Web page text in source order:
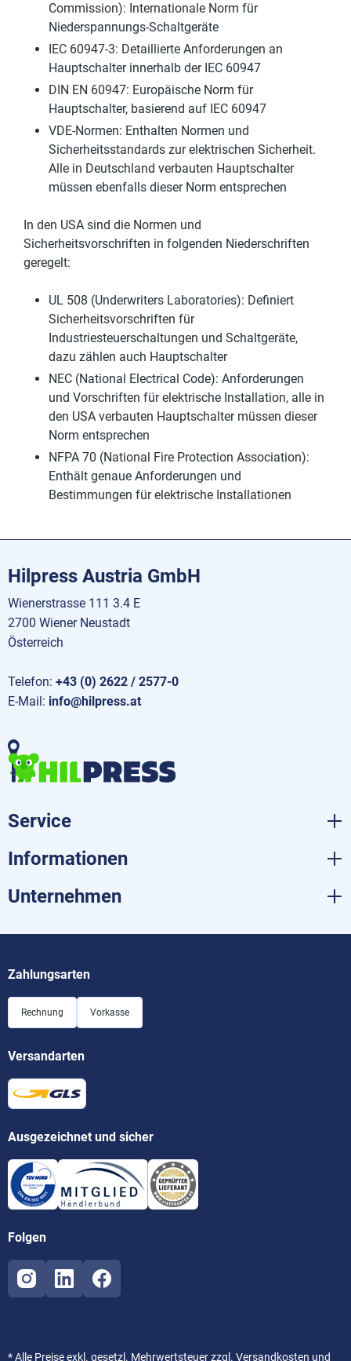
Commission): Internationale Norm für
Niederspannungs-Schaltgeräte
IEC 60947-3: Detaillierte Anforderungen an
Hauptschalter innerhalb der IEC 60947
DIN EN 60947: Europäische Norm für
Hauptschalter, basierend auf IEC 60947
VDE-Normen: Enthalten Normen und
Sicherheitsstandards zur elektrischen Sicherheit.
Alle in Deutschland verbauten Hauptschalter
müssen ebenfalls dieser Norm entsprechen
In den USA sind die Normen und
Sicherheitsvorschriften in folgenden Niederschriften
geregelt:
UL 508 (Underwriters Laboratories): Definiert
Sicherheitsvorschriften für
Industriesteuerschaltungen und Schaltgeräte,
dazu zählen auch Hauptschalter
NEC (National Electrical Code): Anforderungen
und Vorschriften für elektrische Installation, alle in
den USA verbauten Hauptschalter müssen dieser
Norm entsprechen
NFPA 70 (National Fire Protection Association):
Enthält genaue Anforderungen und
Bestimmungen für elektrische Installationen
Hilpress Austria GmbH
Wienerstrasse 111 3.4 E
2700 Wiener Neustadt
Österreich
Telefon: +43 (0) 2622 / 2577-0
E-Mail: info@hilpress.at
Service
Informationen
Unternehmen
Zahlungsarten
Rechnung Vorkasse
Versandarten
Ausgezeichnet und sicher
Folgen
* Alle Preise exkl. gesetzl. Mehrwertsteuer zzgl. Versandkosten und